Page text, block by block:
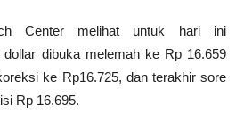
Center melihat untuk hari ini
dollar dibuka melemah ke Rp 16.659
ke Rp16.725, dan terakhir sore
Rp 16.695.